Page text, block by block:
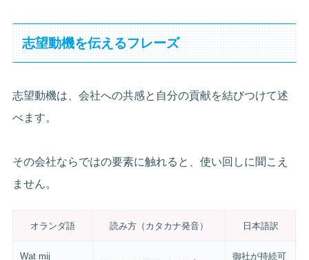
志望動機を伝えるフレーズ
志望動機は、会社への共感と自分の貢献を結びつけて述
べます。
その会社ならではの要素に触れると、使い回しに聞こえ
ません。
オランダ語 読み方（カタカナ発音） 日本語訳
Wat mij
御社が持続可